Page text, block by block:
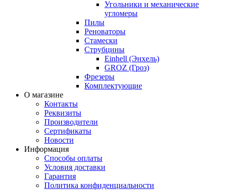
Угольники и механические
угломеры
Пилы
Реноваторы
Стамески
Струбцины
Einhell (Энхель)
GROZ (Гроз)
Фрезеры
Комплектующие
О магазине
Контакты
Реквизиты
Производители
Сертификаты
Новости
Информация
Способы оплаты
Условия доставки
Гарантия
Политика конфиденциальности